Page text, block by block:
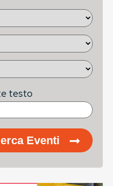
testo
Eventi